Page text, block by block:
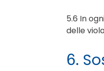
5.6 In
delle
6.